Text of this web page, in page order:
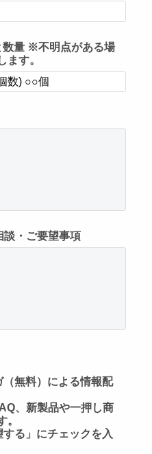
数量 ※不明点がある場
ます。
談・ご要望事項
無料）による情報配
、新製品や一押し商
。
る」にチェックを入